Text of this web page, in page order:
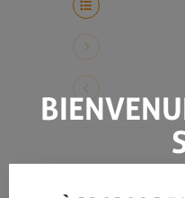
saint-remy